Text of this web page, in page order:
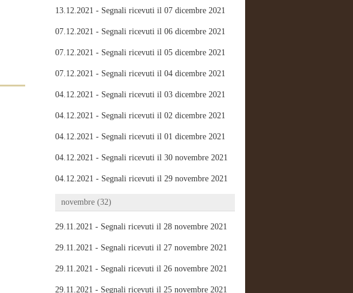
13.12.2021 - Segnali ricevuti il 07 dicembre 2021
07.12.2021 - Segnali ricevuti il 06 dicembre 2021
07.12.2021 - Segnali ricevuti il 05 dicembre 2021
07.12.2021 - Segnali ricevuti il 04 dicembre 2021
04.12.2021 - Segnali ricevuti il 03 dicembre 2021
04.12.2021 - Segnali ricevuti il 02 dicembre 2021
04.12.2021 - Segnali ricevuti il 01 dicembre 2021
04.12.2021 - Segnali ricevuti il 30 novembre 2021
04.12.2021 - Segnali ricevuti il 29 novembre 2021
novembre (32)
29.11.2021 - Segnali ricevuti il 28 novembre 2021
29.11.2021 - Segnali ricevuti il 27 novembre 2021
29.11.2021 - Segnali ricevuti il 26 novembre 2021
29.11.2021 - Segnali ricevuti il 25 novembre 2021